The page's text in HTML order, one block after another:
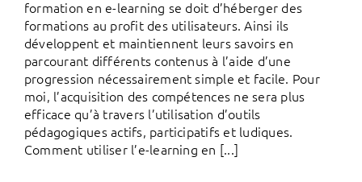
formation en e-learning se doit d’héberger des
formations au profit des utilisateurs. Ainsi ils
développent et maintiennent leurs savoirs en
parcourant différents contenus à l’aide d’une
progression nécessairement simple et facile. Pour
moi, l’acquisition des compétences ne sera plus
efficace qu’à travers l’utilisation d’outils
pédagogiques actifs, participatifs et ludiques.
Comment utiliser l’e-learning en [...]